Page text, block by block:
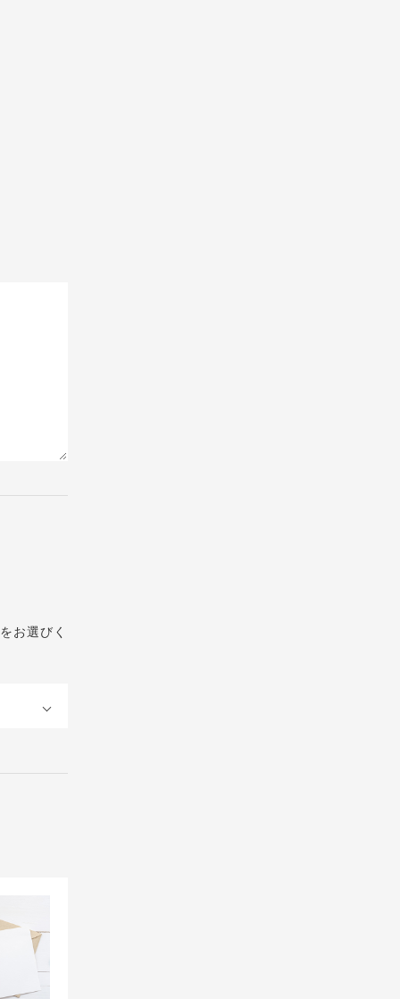
お選びく